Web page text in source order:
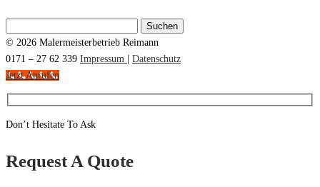
nach:
© 2026 Malermeisterbetrieb Reimann
0171 – 27 62 339 Impressum
Datenschutz
Jetzt Anrufen
Don’t Hesitate To Ask
Request A Quote